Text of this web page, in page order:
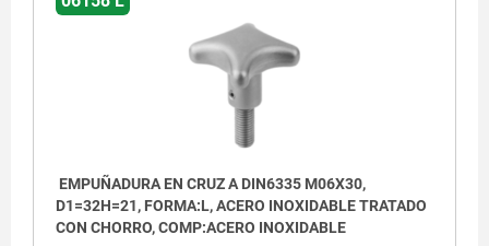
EMPUÑADURA EN CRUZ A DIN6335 M06X30,
D1=32H=21, FORMA:L, ACERO INOXIDABLE TRATADO
CON CHORRO, COMP:ACERO INOXIDABLE